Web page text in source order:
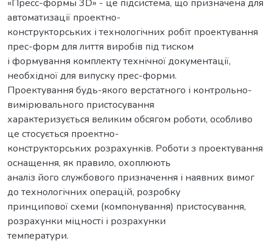
«Пресс-формы 3D» - це підсистема, що призначена для
автоматизації проектно-
конструкторських і технологічних робіт проектування
прес-форм для лиття виробів під тиском
і формування комплекту технічної документації,
необхідної для випуску прес-форми.
Проектування будь-якого верстатного і контрольно-
вимірювального пристосування
характеризується великим обсягом роботи, особливо
це стосується проектно-
конструкторських розрахунків. Роботи з проектування
оснащення, як правило, охоплюють
аналіз його службового призначення і наявних вимог
до технологічних операцій, розробку
принципової схеми (компонування) пристосування,
розрахунки міцності і розрахунки
температури.